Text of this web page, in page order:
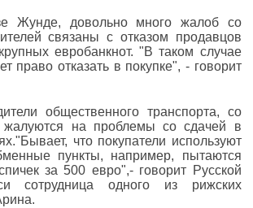
Жунде, довольно много жалоб со
связаны с отказом продавцов
евробанкнот. "В таком случае
право отказать в покупке", - говорит
общественного транспорта, со
жалуются на проблемы со сдачей в
что покупатели используют
пункты, например, пытаются
за 500 евро",- говорит Русской
сотрудница одного из рижских